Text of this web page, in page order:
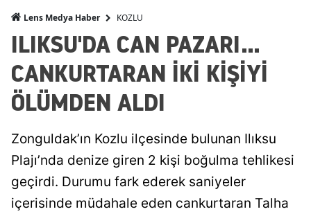
Lens Medya Haber KOZLU
ILIKSU'DA CAN PAZARI...
CANKURTARAN İKİ KİŞİYİ
ÖLÜMDEN ALDI
Zonguldak’ın Kozlu ilçesinde bulunan Ilıksu
Plajı’nda denize giren 2 kişi boğulma tehlikesi
geçirdi. Durumu fark ederek saniyeler
içerisinde müdahale eden cankurtaran Talha